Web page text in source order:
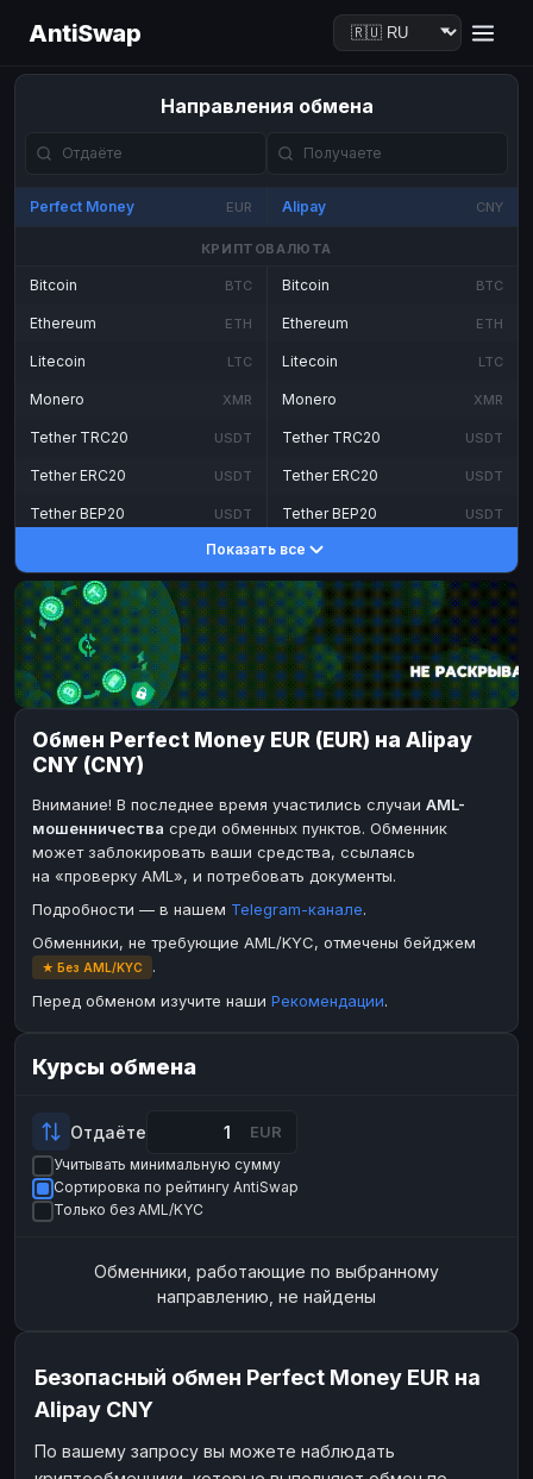
AntiSwap
Направления обмена
Perfect Money EUR Alipay CNY
КРИПТОВАЛЮТА
Bitcoin BTC
Ethereum ETH
Litecoin LTC
Monero XMR
Tether TRC20 USDT
Tether ERC20 USDT
Tether BEP20 USDT
DASH
Toncoin TON
Dogecoin DOGE
TRX TRON
Bitcoin Cash BCH
BinanceCoin BEP20
Ether Classic
SOL
Ripple XRP
Bitcoin BTC
Ethereum ETH
Litecoin LTC
Monero XMR
Tether TRC20 USDT
Tether ERC20 USDT
Tether BEP20 USDT
DASH
Toncoin TON
Dogecoin DOGE
TRX TRON
Bitcoin Cash BCH
BinanceCoin BEP20
Ripple
Paxum USD
Perfect Money
Payoneer USD
ЮMoney RUB
Paxum
Payoneer
БАЛАНСЫ КРИПТОБИРЖ
Binance
RUB
ВТБ
СБЕР
Показать все
Обмен Perfect Money EUR (EUR) на Alipay
CNY (CNY)
Внимание! В последнее время участились случаи AML-
мошенничества среди обменных пунктов. Обменник
может заблокировать ваши средства, ссылаясь
на «проверку AML», и потребовать документы.
Подробности — в нашем Telegram-канале.
Обменники, не требующие AML/KYC, отмечены бейджем
★ Без AML/KYC
.
Перед обменом изучите наши Рекомендации.
Курсы обмена
Отдаёте EUR
Учитывать минимальную сумму
Сортировка по рейтингу AntiSwap
Только без AML/KYC
Обменники, работающие по выбранному
направлению, не найдены
Безопасный обмен Perfect Money EUR на
Alipay CNY
По вашему запросу вы можете наблюдать